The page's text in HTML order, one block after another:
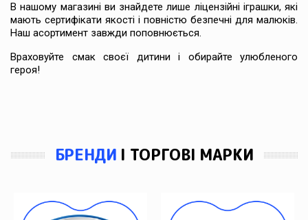
В нашому магазині ви знайдете лише ліцензійні іграшки, які
мають сертифікати якості і повністю безпечні для малюків.
Наш асортимент завжди поповнюється.
Враховуйте смак своєї дитини і обирайте улюбленого
героя!
БРЕНДИ І ТОРГОВІ МАРКИ